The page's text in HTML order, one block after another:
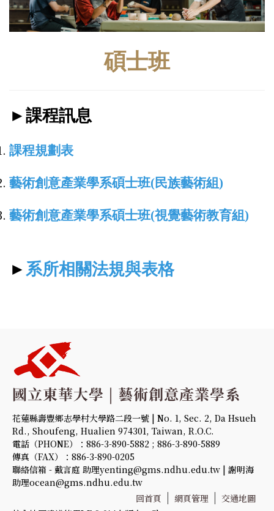
碩士班
►課程訊息
課程規劃表
藝術創意產業學系碩士班(民族藝術組)
藝術創意產業學系碩士班(視覺藝術教育組)
► 系所相關法規與表格
花蓮縣壽豐鄉志學村大學路二段一號 | No. 1, Sec. 2, Da Hsueh
Rd., Shoufeng, Hualien 974301, Taiwan, R.O.C.
電話（PHONE）：886-3-890-5882 ; 886-3-890-5889
傳真（FAX）：886-3-890-0205
聯絡信箱 - 戴言庭 助理yenting@gms.ndhu.edu.tw | 謝明海
助理ocean@gms.ndhu.edu.tw
回首頁
網頁管理
交通地圖